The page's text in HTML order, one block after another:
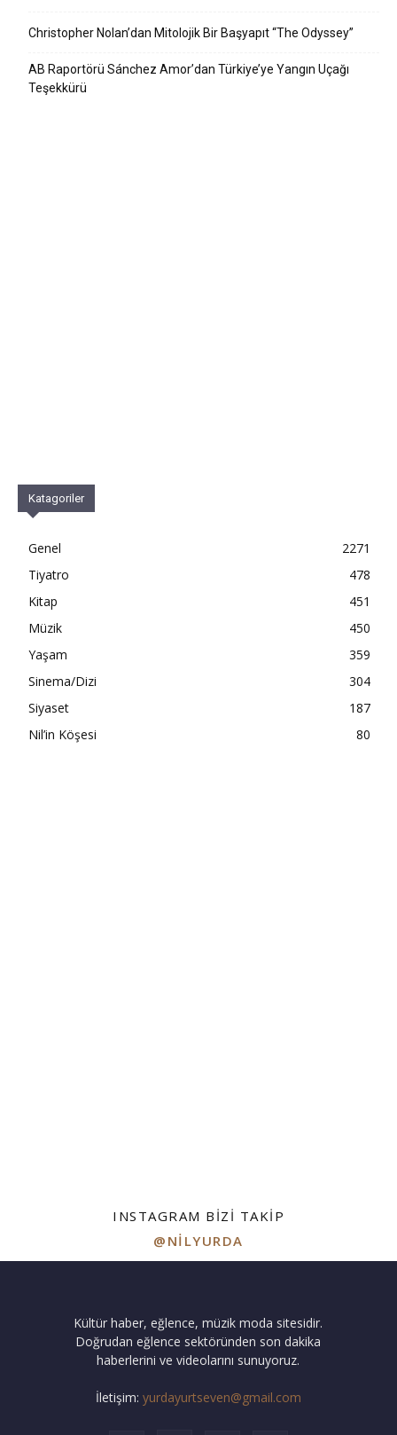
Christopher Nolan’dan Mitolojik Bir Başyapıt “The Odyssey”
AB Raportörü Sánchez Amor’dan Türkiye’ye Yangın Uçağı
Teşekkürü
Katagoriler
Genel
2271
Tiyatro
478
Kitap
451
Müzik
450
Yaşam
359
Sinema/Dizi
304
Siyaset
187
Nil’in Köşesi
80
INSTAGRAM BIZI TAKIP
@NILYURDA
Kültür haber, eğlence, müzik moda sitesidir.
Doğrudan eğlence sektöründen son dakika
haberlerini ve videolarını sunuyoruz.
İletişim: yurdayurtseven@gmail.com